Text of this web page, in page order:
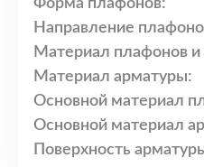
Форма плафонов:
Направление
Материал плафонов и
Материал арматуры:
Основной материал
Основной материал
Поверхность